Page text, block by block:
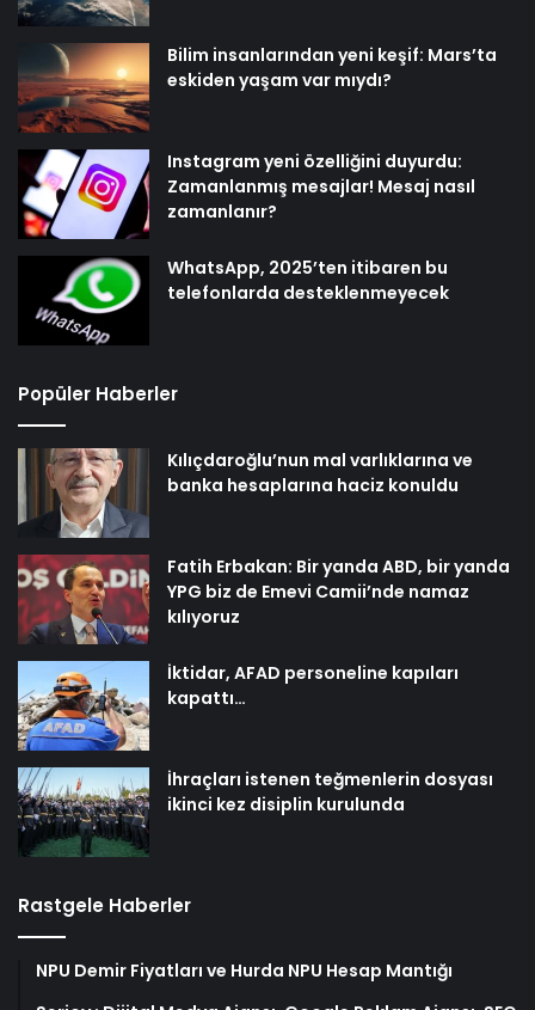
Bilim insanlarından yeni keşif: Mars’ta
eskiden yaşam var mıydı?
Instagram yeni özelliğini duyurdu:
Zamanlanmış mesajlar! Mesaj nasıl
zamanlanır?
WhatsApp, 2025’ten itibaren bu
telefonlarda desteklenmeyecek
Popüler Haberler
Kılıçdaroğlu’nun mal varlıklarına ve
banka hesaplarına haciz konuldu
Fatih Erbakan: Bir yanda ABD, bir yanda
YPG biz de Emevi Camii’nde namaz
kılıyoruz
İktidar, AFAD personeline kapıları
kapattı…
İhraçları istenen teğmenlerin dosyası
ikinci kez disiplin kurulunda
Rastgele Haberler
NPU Demir Fiyatları ve Hurda NPU Hesap Mantığı